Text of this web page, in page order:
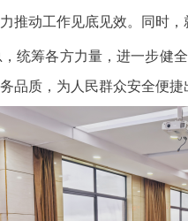
推动工作见底见效。同时，
统筹各方力量，进一步健
品质，为人民群众安全便捷